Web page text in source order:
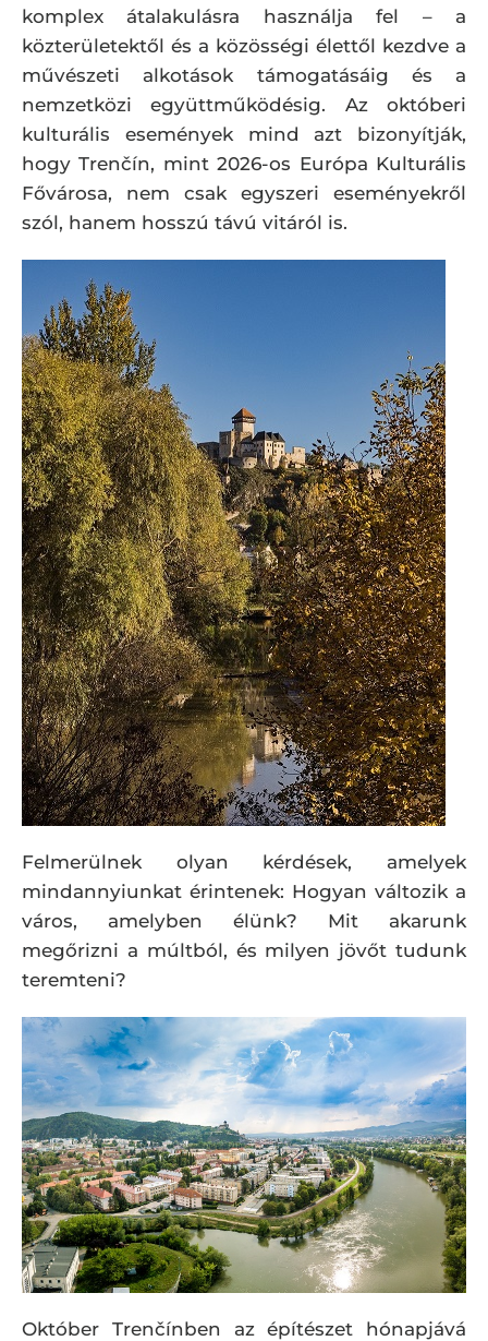
komplex átalakulásra használja fel – a
közterületektől és a közösségi élettől kezdve a
művészeti alkotások támogatásáig és a
nemzetközi együttműködésig. Az októberi
kulturális események mind azt bizonyítják,
hogy Trenčín, mint 2026-os Európa Kulturális
Fővárosa, nem csak egyszeri eseményekről
szól, hanem hosszú távú vitáról is.
Felmerülnek olyan kérdések, amelyek
mindannyiunkat érintenek: Hogyan változik a
város, amelyben élünk? Mit akarunk
megőrizni a múltból, és milyen jövőt tudunk
teremteni?
Október Trenčínben az építészet hónapjává